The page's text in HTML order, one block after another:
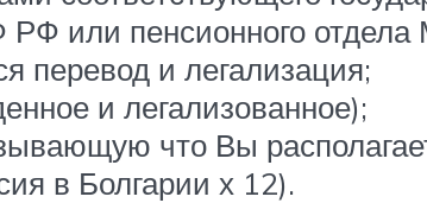
РФ или пенсионного
перевод и легализация;
и легализованное);
что Вы
в Болгарии х 12).